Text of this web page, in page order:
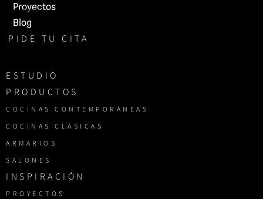
Proyectos
Blog
PIDE TU CITA
ESTUDIO
PRODUCTOS
COCINAS CONTEMPORÁNEAS
COCINAS CLÁSICAS
ARMARIOS
SALONES
INSPIRACIÓN
PROYECTOS